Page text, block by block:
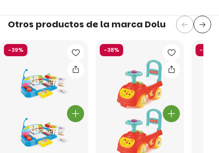
Otros productos de la marca Dolu
-39% -38% -44%